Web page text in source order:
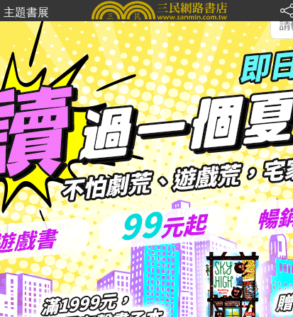
主題書展